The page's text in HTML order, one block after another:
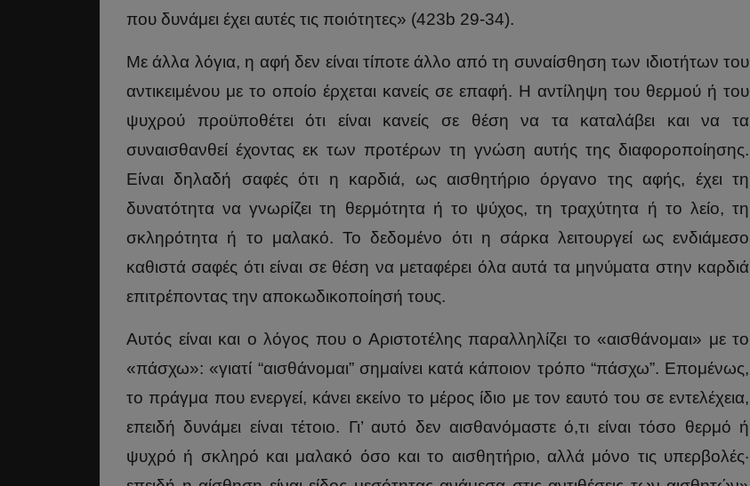
που δυνάμει έχει αυτές τις ποιότητες» (423b 29-34).
Με άλλα λόγια, η αφή δεν είναι τίποτε άλλο από τη συναίσθηση των ιδιοτήτων του
αντικειμένου με το οποίο έρχεται κανείς σε επαφή. Η αντίληψη του θερμού ή του
ψυχρού προϋποθέτει ότι είναι κανείς σε θέση να τα καταλάβει και να τα
συναισθανθεί έχοντας εκ των προτέρων τη γνώση αυτής της διαφοροποίησης.
Είναι δηλαδή σαφές ότι η καρδιά, ως αισθητήριο όργανο της αφής, έχει τη
δυνατότητα να γνωρίζει τη θερμότητα ή το ψύχος, τη τραχύτητα ή το λείο, τη
σκληρότητα ή το μαλακό. Το δεδομένο ότι η σάρκα λειτουργεί ως ενδιάμεσο
καθιστά σαφές ότι είναι σε θέση να μεταφέρει όλα αυτά τα μηνύματα στην καρδιά
επιτρέποντας την αποκωδικοποίησή τους.
Αυτός είναι και ο λόγος που ο Αριστοτέλης παραλληλίζει το «αισθάνομαι» με το
«πάσχω»: «γιατί “αισθάνομαι” σημαίνει κατά κάποιον τρόπο “πάσχω”. Επομένως,
το πράγμα που ενεργεί, κάνει εκείνο το μέρος ίδιο με τον εαυτό του σε εντελέχεια,
επειδή δυνάμει είναι τέτοιο. Γι’ αυτό δεν αισθανόμαστε ό,τι είναι τόσο θερμό ή
ψυχρό ή σκληρό και μαλακό όσο και το αισθητήριο, αλλά μόνο τις υπερβολές·